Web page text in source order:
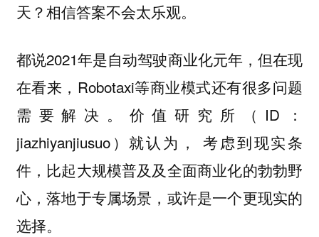
天？相信答案不会太乐观。
都说2021年是自动驾驶商业化元年，但在现
在看来，Robotaxi等商业模式还有很多问题
需要解决。价值研究所（ID：
jiazhiyanjiusuo）就认为，考虑到现实条
件，比起大规模普及及全面商业化的勃勃野
心，落地于专属场景，或许是一个更现实的
选择。